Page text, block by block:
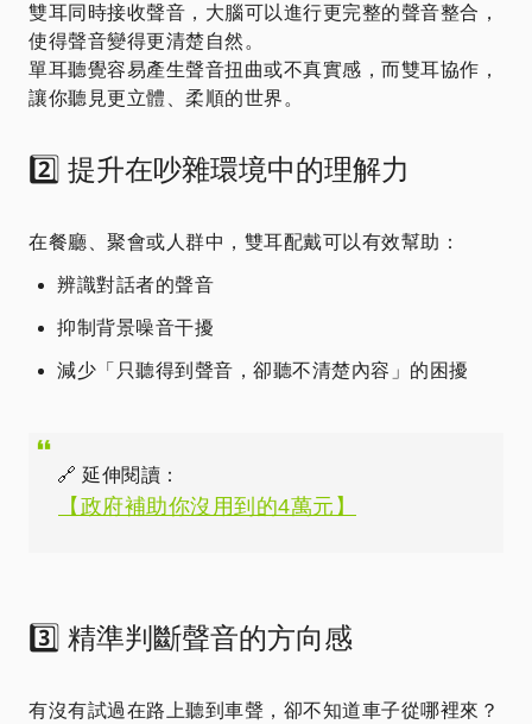
雙耳同時接收聲音，大腦可以進行更完整的聲音整合，
使得聲音變得更清楚自然。
單耳聽覺容易產生聲音扭曲或不真實感，而雙耳協作，
讓你聽見更立體、柔順的世界。
2️⃣ 提升在吵雜環境中的理解力
在餐廳、聚會或人群中，雙耳配戴可以有效幫助：
辨識對話者的聲音
抑制背景噪音干擾
減少「只聽得到聲音，卻聽不清楚內容」的困擾
🔗 延伸閱讀：
【政府補助你沒用到的4萬元】
3️⃣ 精準判斷聲音的方向感
有沒有試過在路上聽到車聲，卻不知道車子從哪裡來？